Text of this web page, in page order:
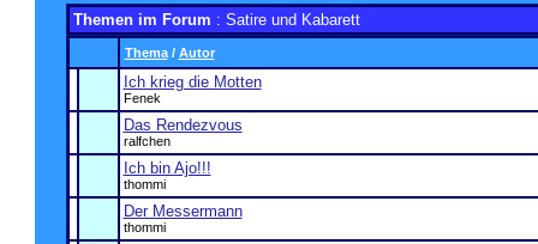
Themen im Forum : Satire und Kabarett
Thema/ Autor
Ich krieg die Motten
Fenek
Das Rendezvous
ralfchen
Ich bin Ajo!!!
thommi
Der Messermann
thommi